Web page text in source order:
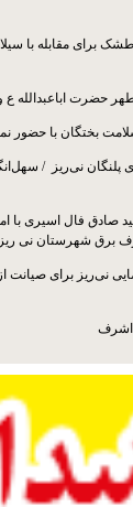
طشک برای مقابله با
حضرت اباعبدالله ع
بختگان با حضور
صادق فال اسیری با
برق شهرستان نی
نی‌ریز برای صیانت
اشرف